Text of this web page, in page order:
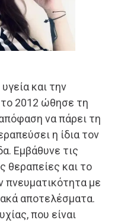
και την
2012 ώθησε τη
να πάρει τη
η ίδια τον
Εμβάθυνε τις
θεραπείες και το
πνευματικότητα με
αποτελέσματα.
που είναι